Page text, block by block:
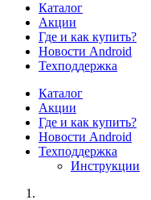
Каталог
Акции
Где и как купить?
Новости Android
Техподдержка
Каталог
Акции
Где и как купить?
Новости Android
Техподдержка
Инструкции